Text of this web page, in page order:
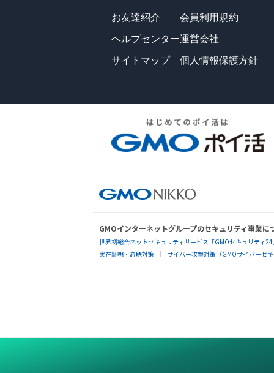
お友達紹介
ヘルプセンター
サイトマップ
会員利用規約
運営会社
個人情報保護方針
GMOインターネットグループのセキュリティ事業に
世界初総合ネットセキュリティサービス「GMOセキュリティ24
実在証明・盗聴対策
サイバー攻撃対策（GMOサイバーセキ